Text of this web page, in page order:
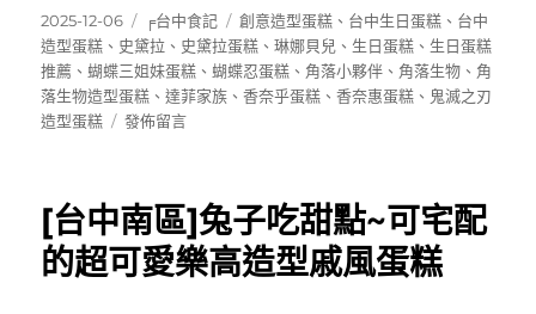
發
佈
日
期:
2025-12-06
分
類
╒台中食記
標
籤
創意造型蛋糕 、 台中生日蛋糕 、 台中
造型蛋糕 、 史黛拉 、 史黛拉蛋糕 、琳娜貝兒 、 生日蛋糕 、 生日蛋糕
推薦 、 蝴蝶三姐妹蛋糕 、 蝴蝶忍蛋糕 、 角落小夥伴 、 角落生物 、 角
落生物造型蛋糕 、達菲家族 、香奈乎蛋糕 、香奈惠蛋糕 、 鬼滅之刃
造型蛋糕
在
舖
子
HSH
發佈留言
[台中南區]兔子吃甜點~可宅配
的超可愛樂高造型戚風蛋糕